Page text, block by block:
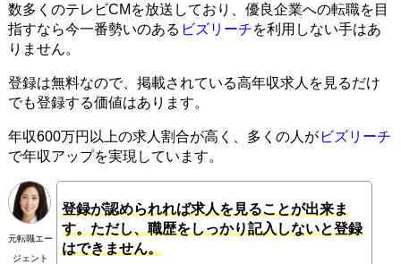
数多くのテレビCMを放送しており、優良企業への転職を目
指すなら今一番勢いのある ビズリーチを利用しない手はあ
りません。
登録は無料なので、掲載されている高年収求人を見るだけ
でも登録する価値はあります。
年収600万円以上の求人割合が高く、多くの人が ビズリーチ
で年収アップを実現しています。
元転職エー
ジェント
登録が認められれば求人を見ることが出来ま
す。ただし、職歴をしっかり記入しないと登録
はできません。